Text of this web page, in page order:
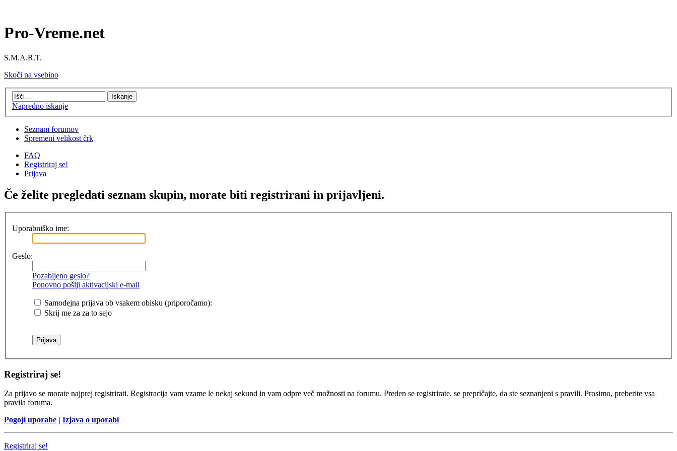
Pro-Vreme.net
S.M.A.R.T.
Skoči na vsebino
Napredno iskanje
Seznam forumov
Spremeni velikost črk
FAQ
Registriraj se!
Prijava
Če želite pregledati seznam skupin, morate biti registrirani in prijavljeni.
Uporabniško ime:
Geslo:
Pozabljeno geslo?
Ponovno pošlji aktivacijski e-mail
Samodejna prijava ob vsakem obisku (priporočamo):
Skrij me za za to sejo
Registriraj se!
Za prijavo se morate najprej registrirati. Registracija vam vzame le nekaj sekund in vam odpre več možnosti na forumu. Preden se registrirate, se prepričajte, da ste seznanjeni s pravili. Prosimo, preberite vsa
pravila foruma.
Pogoji uporabe | Izjava o uporabi
Registriraj se!